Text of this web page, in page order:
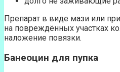
Препарат в виде мази или
на повреждённых участках
наложение повязки.
Банеоцин для пупка